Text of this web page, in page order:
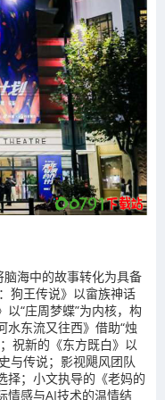
海中的故事转化为具备
狗王传说》以畲族神话
“庄周梦蝶”为内核，构
水东流又往西》借助“烛
祝新的《东方既白》以
与传说；影视飓风团队
择；小文执导的《老妈的
情感与AI技术的温情结